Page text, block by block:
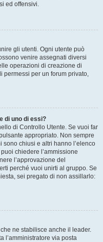
ed offensivi.
gli utenti. Ogni utente può
venire assegnati diversi
operazioni di creazione di
permessi per un forum privato,
di uno di essi?
di Controllo Utente. Se vuoi far
appropriato. Non sempre
sono chiusi e altri hanno l’elenco
chiedere l’ammissione
l’approvazione del
perché vuoi unirti al gruppo. Se
sei pregato di non assillarlo:
ne stabilisce anche il leader.
l’amministratore via posta